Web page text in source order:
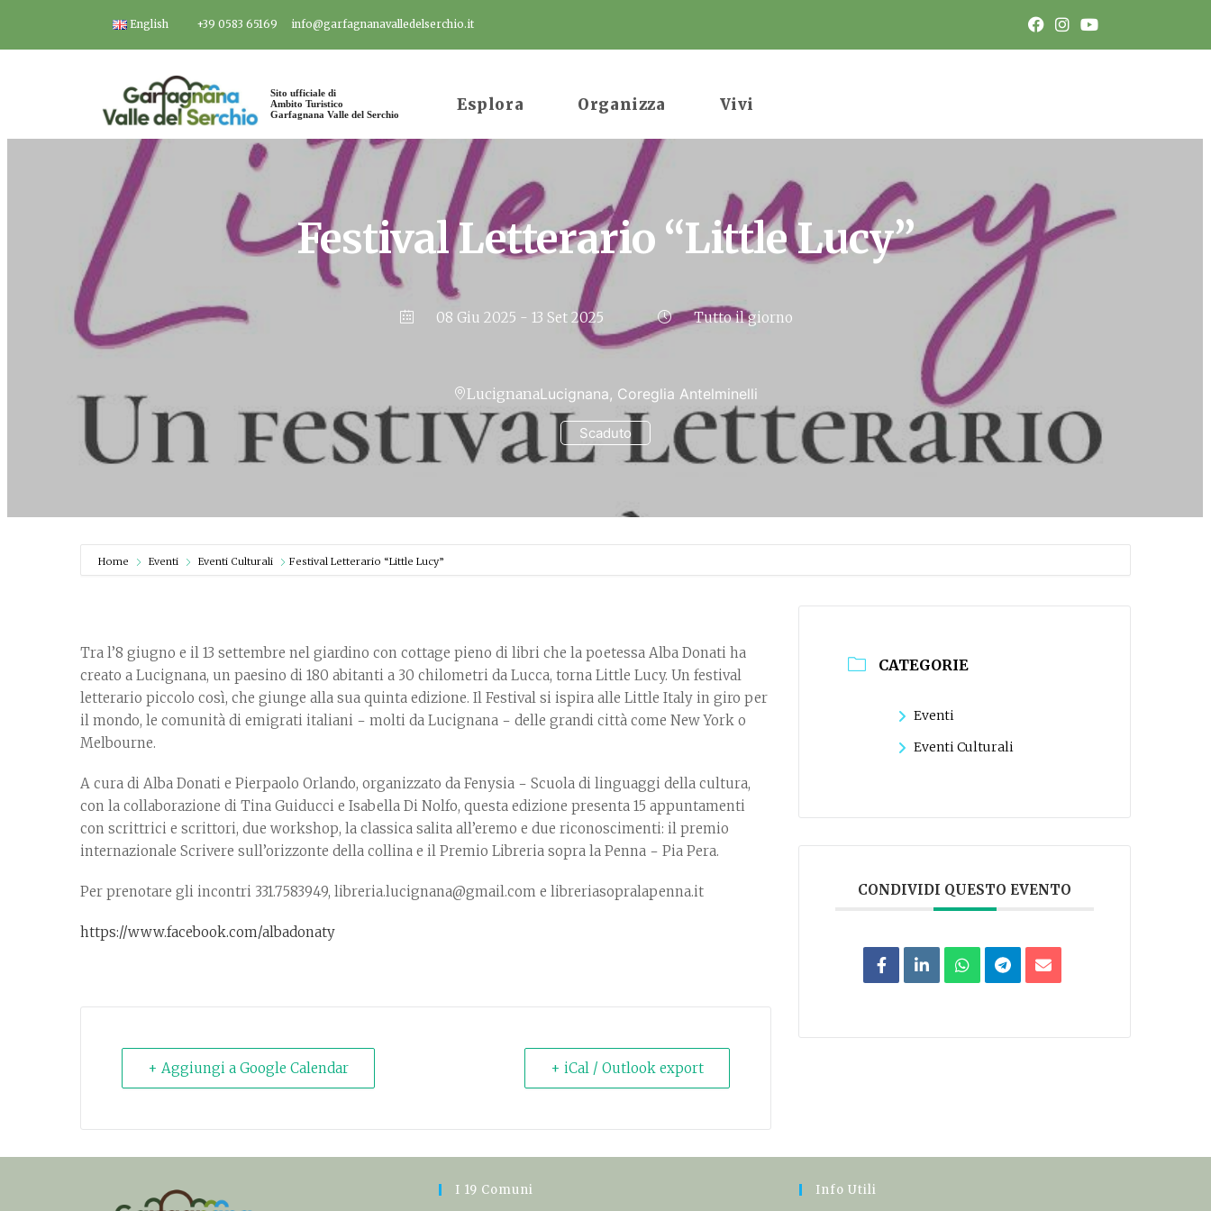
contenuto
English +39 0583 65169 info@garfagnanavalledelserchio.it
Sito ufficiale di
Ambito Turistico
Garfagnana Valle del Serchio
Esplora Organizza Vivi
Festival Letterario “Little Lucy”
08 Giu 2025 - 13 Set 2025
Scaduto
Tutto il giorno
LucignanaLucignana, Coreglia Antelminelli
Home Eventi Eventi Culturali Festival Letterario “Little Lucy”
Tra l’8 giugno e il 13 settembre nel giardino con cottage pieno di libri che la poetessa Alba Donati ha
creato a Lucignana, un paesino di 180 abitanti a 30 chilometri da Lucca, torna Little Lucy. Un festival
letterario piccolo così, che giunge alla sua quinta edizione. Il Festival si ispira alle Little Italy in giro per
il mondo, le comunità di emigrati italiani − molti da Lucignana − delle grandi città come New York o
Melbourne.
A cura di Alba Donati e Pierpaolo Orlando, organizzato da Fenysia − Scuola di linguaggi della cultura,
con la collaborazione di Tina Guiducci e Isabella Di Nolfo, questa edizione presenta 15 appuntamenti
con scrittrici e scrittori, due workshop, la classica salita all’eremo e due riconoscimenti: il premio
internazionale Scrivere sull’orizzonte della collina e il Premio Libreria sopra la Penna − Pia Pera.
Per prenotare gli incontri 331.7583949, libreria.lucignana@gmail.com e libreriasopralapenna.it
https://www.facebook.com/albadonaty
+ Aggiungi a Google Calendar + iCal / Outlook export
CATEGORIE
Eventi
Eventi Culturali
CONDIVIDI QUESTO EVENTO
I 19 Comuni Info Utili